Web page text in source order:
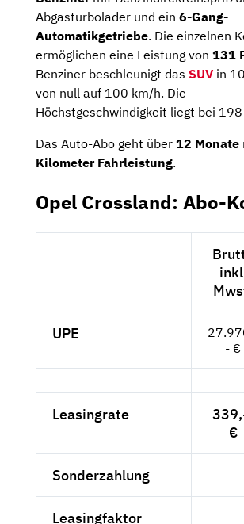
Abgasturbolader und ein 6-Gang-
Automatikgetriebe. Die einzelnen
ermöglichen eine Leistung von 131
Benziner beschleunigt das SUV in
von null auf 100 km/h. Die
Höchstgeschwindigkeit liegt bei
Das Auto-Abo geht über 12 Monate
Kilometer Fahrleistung.
Opel Crossland: Abo-
UPE
- €
Leasingrate
€
Sonderzahlung
Leasingfaktor